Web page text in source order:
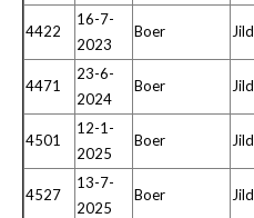
4422
16-7-
2023
Boer
4471
23-6-
2024
Boer
4501
12-1-
2025
Boer
4527
13-7-
2025
Boer